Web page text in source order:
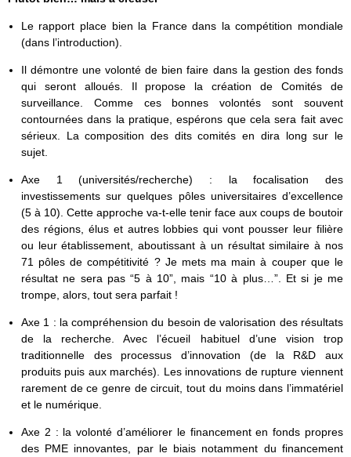
Le rapport place bien la France dans la compétition mondiale
(dans l’introduction).
Il démontre une volonté de bien faire dans la gestion des fonds
qui seront alloués. Il propose la création de Comités de
surveillance. Comme ces bonnes volontés sont souvent
contournées dans la pratique, espérons que cela sera fait avec
sérieux. La composition des dits comités en dira long sur le
sujet.
Axe 1 (universités/recherche) : la focalisation des
investissements sur quelques pôles universitaires d’excellence
(5 à 10). Cette approche va-t-elle tenir face aux coups de boutoir
des régions, élus et autres lobbies qui vont pousser leur filière
ou leur établissement, aboutissant à un résultat similaire à nos
71 pôles de compétitivité ? Je mets ma main à couper que le
résultat ne sera pas “5 à 10”, mais “10 à plus…”. Et si je me
trompe, alors, tout sera parfait !
Axe 1 : la compréhension du besoin de valorisation des résultats
de la recherche. Avec l’écueil habituel d’une vision trop
traditionnelle des processus d’innovation (de la R&D aux
produits puis aux marchés). Les innovations de rupture viennent
rarement de ce genre de circuit, tout du moins dans l’immatériel
et le numérique.
Axe 2 : la volonté d’améliorer le financement en fonds propres
des PME innovantes, par le biais notamment du financement